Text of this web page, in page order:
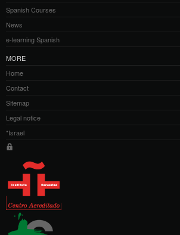
Spanish Courses
News
e-learning Spanish
MORE
Home
Contact
Sitemap
Legal notice
*Israel